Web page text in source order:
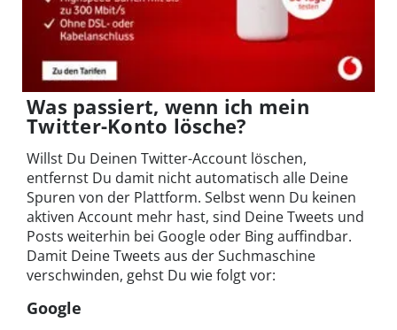
Was passiert, wenn ich mein
Twitter-Konto lösche?
Willst Du Deinen Twitter-Account löschen,
entfernst Du damit nicht automatisch alle Deine
Spuren von der Plattform. Selbst wenn Du keinen
aktiven Account mehr hast, sind Deine Tweets und
Posts weiterhin bei Google oder Bing auffindbar.
Damit Deine Tweets aus der Suchmaschine
verschwinden, gehst Du wie folgt vor:
Google